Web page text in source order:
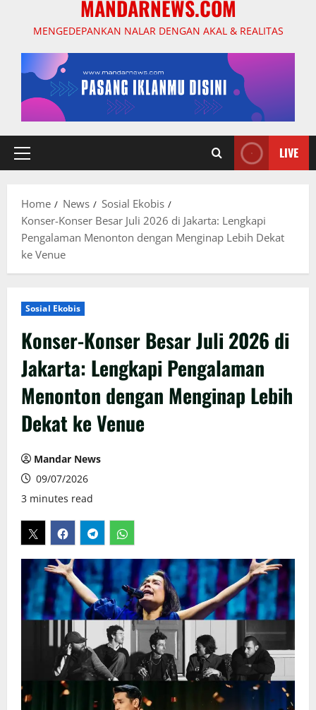
MANDARNEWS.COM
MENGEDEPANKAN NALAR DENGAN AKAL & REALITAS
Primary
LIVE
Home News
Sosial Ekobis
Konser-Konser Besar Juli 2026 di Jakarta: Lengkapi
Pengalaman Menonton dengan Menginap Lebih Dekat
ke Venue
Sosial Ekobis
Konser-Konser Besar Juli 2026 di
Jakarta: Lengkapi Pengalaman
Menonton dengan Menginap Lebih
Dekat ke Venue
Mandar News
09/07/2026
3 minutes read